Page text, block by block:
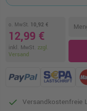
o. MwSt. 10,92 €
12,99 €
inkl. MwSt. zzgl.
Versand
Versandkostenfreie